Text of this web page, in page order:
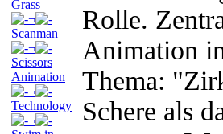
Grass
¬
Scanman
¬
Scissors
Animation
¬
Technology
¬
Rolle.
Animation
Thema:
Schere als